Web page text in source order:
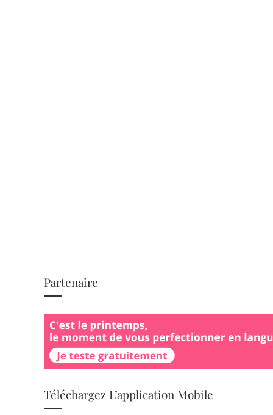
Partenaire
Téléchargez L’application Mobile